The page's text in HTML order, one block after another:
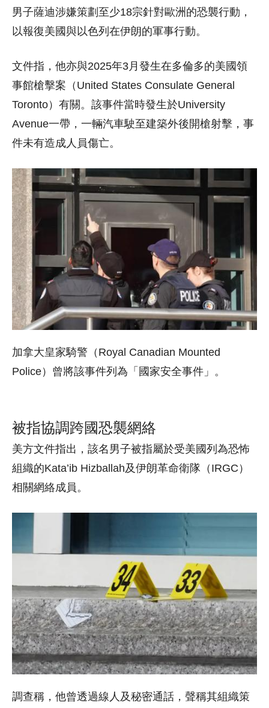
男子薩迪涉嫌策劃至少18宗針對歐洲的恐襲行動，
以報復美國與以色列在伊朗的軍事行動。
文件指，他亦與2025年3月發生在多倫多的美國領
事館槍擊案（ United States Consulate General
Toronto）有關。該事件當時發生於University
Avenue一帶，一輛汽車駛至建築外後開槍射擊，事
件未有造成人員傷亡。
加拿大皇家騎警（ Royal Canadian Mounted
Police）曾將該事件列為「國家安全事件」。
被指協調跨國恐襲網絡
美方文件指出，該名男子被指屬於受美國列為恐怖
組織的Kata’ib Hizballah及伊朗革命衛隊（IRGC）
相關網絡成員。
調查稱，他曾透過線人及秘密通話，聲稱其組織策